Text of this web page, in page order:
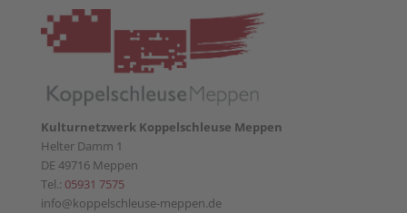
Kulturnetzwerk Koppelschleuse Meppen
Helter Damm 1
DE 49716 Meppen
Tel.: 05931 7575
info@koppelschleuse-meppen.de